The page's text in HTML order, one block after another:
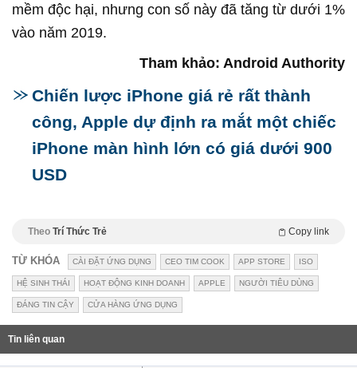
mềm độc hại, nhưng con số này đã tăng từ dưới 1%
vào năm 2019.
Tham khảo: Android Authority
Chiến lược iPhone giá rẻ rất thành
công, Apple dự định ra mắt một chiếc
iPhone màn hình lớn có giá dưới 900
USD
Theo Trí Thức Trẻ Copy link
TỪ KHÓA CÀI ĐẶT ỨNG DỤNG CEO TIM COOK APP STORE ISO
HỆ SINH THÁI HOẠT ĐỘNG KINH DOANH APPLE NGƯỜI TIÊU DÙNG
ĐÁNG TIN CẬY CỬA HÀNG ỨNG DỤNG
Tin liên quan